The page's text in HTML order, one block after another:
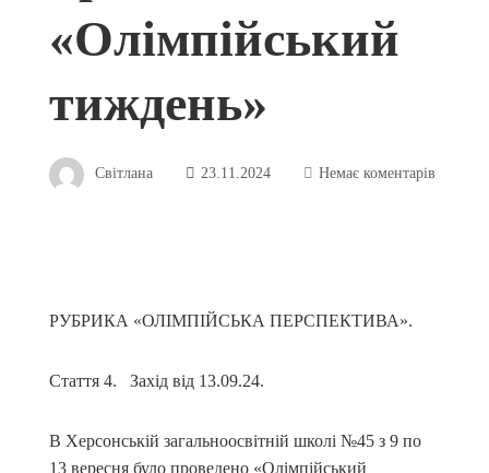
«Олімпійський
тиждень»
Світлана 23.11.2024 Немає коментарів
РУБРИКА «ОЛІМПІЙСЬКА ПЕРСПЕКТИВА».
Стаття 4. Захід від 13.09.24.
В Херсонській загальноосвітній школі №45 з 9 по
13 вересня було проведено «Олімпійський